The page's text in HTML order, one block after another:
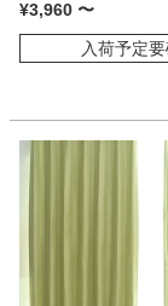
¥3,960 〜
入荷予定